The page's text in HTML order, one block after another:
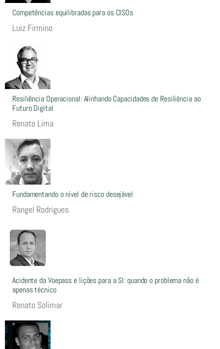
Competências equilibradas para os CISOs
Luiz Firmino
Resiliência Operacional: Alinhando Capacidades de Resiliência ao
Futuro Digital
Renato Lima
Fundamentando o nível de risco desejável
Rangel Rodrigues
Acidente da Voepass e lições para a SI: quando o problema não é
apenas técnico
Renato Solimar